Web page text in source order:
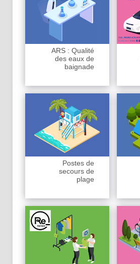
ARS : Qualité
des eaux de
baignade
Postes de
secours de
plage